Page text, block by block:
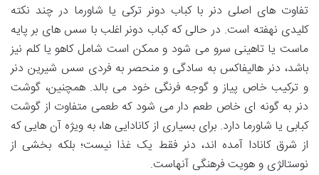
تفاوت های اصلی دنر با کباب دونر ترکی یا شاورما در چند نکته
کلیدی نهفته است. در حالی که کباب دونر اغلب با سس های بر پایه
ماست یا تاهینی سرو می شود و ممکن است شامل کاهو یا کلم نیز
باشد، دنر هالیفاکس به سادگی و منحصر به فردی سس شیرین دنر
و ترکیب خاص پیاز و گوجه فرنگی خود می بالد. همچنین، گوشت
دنر به گونه ای خاص طعم دار می شود که طعمی متفاوت از گوشت
کبابی یا شاورما دارد. برای بسیاری از کانادایی ها، به ویژه آن هایی که
از شرق کانادا آمده اند، دنر فقط یک غذا نیست؛ بلکه بخشی از
نوستالژی و هویت فرهنگی آنهاست.